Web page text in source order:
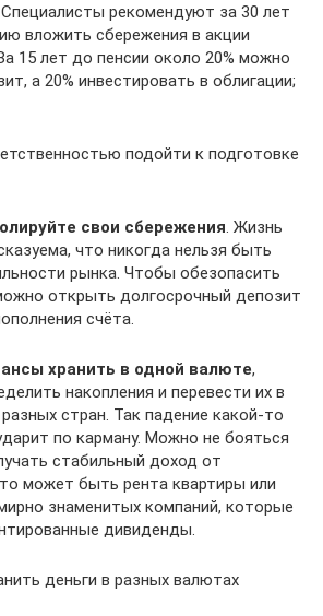
рекомендуют за 30 лет
вложить сбережения в акции
15 лет до пенсии около 20% можно
а 20% инвестировать в облигации;
подойти к подготовке
свои сбережения. Жизнь
что никогда нельзя быть
рынка. Чтобы обезопасить
открыть долгосрочный депозит
счёта.
хранить в одной валюте,
накопления и перевести их в
стран. Так падение какой-то
по карману. Можно не бояться
стабильный доход от
может быть рента квартиры или
знаменитых компаний, которые
дивиденды.
деньги в разных валютах